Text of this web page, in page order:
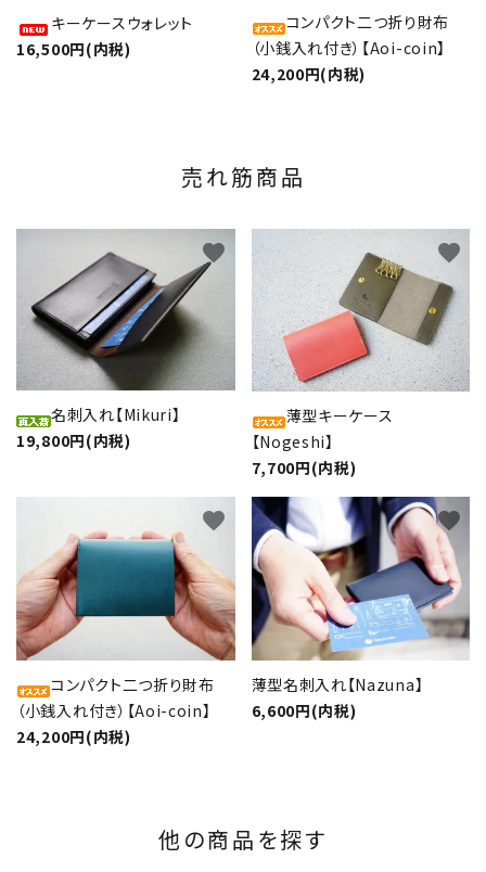
キーケースウォレット
16,500円(内税)
コンパクト二つ折り財布
（小銭入れ付き）【Aoi-coin】
24,200円(内税)
売れ筋商品
名刺入れ【Mikuri】
19,800円(内税)
favorite
薄型キーケース
【Nogeshi】
7,700円(内税)
favorite
コンパクト二つ折り財布
（小銭入れ付き）【Aoi-coin】
24,200円(内税)
favorite
薄型名刺入れ【Nazuna】
6,600円(内税)
favorite
他の商品を探す